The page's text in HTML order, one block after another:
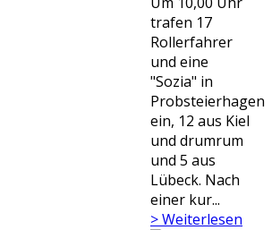
trafen 17
Rollerfahrer
und eine
"Sozia" in
Probsteierhagen
ein, 12 aus Kiel
und drumrum
und 5 aus
Lübeck. Nach
einer kur...
> Weiterlesen